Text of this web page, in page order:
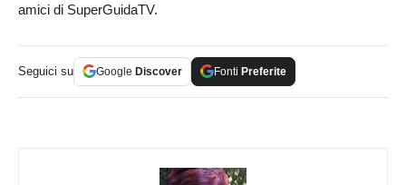
amici di SuperGuidaTV.
Seguici su Google Discover Fonti Preferite